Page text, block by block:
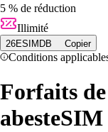
5 % de réduction
Illimité
26ESIMDB Copier
Conditions
Forfaits